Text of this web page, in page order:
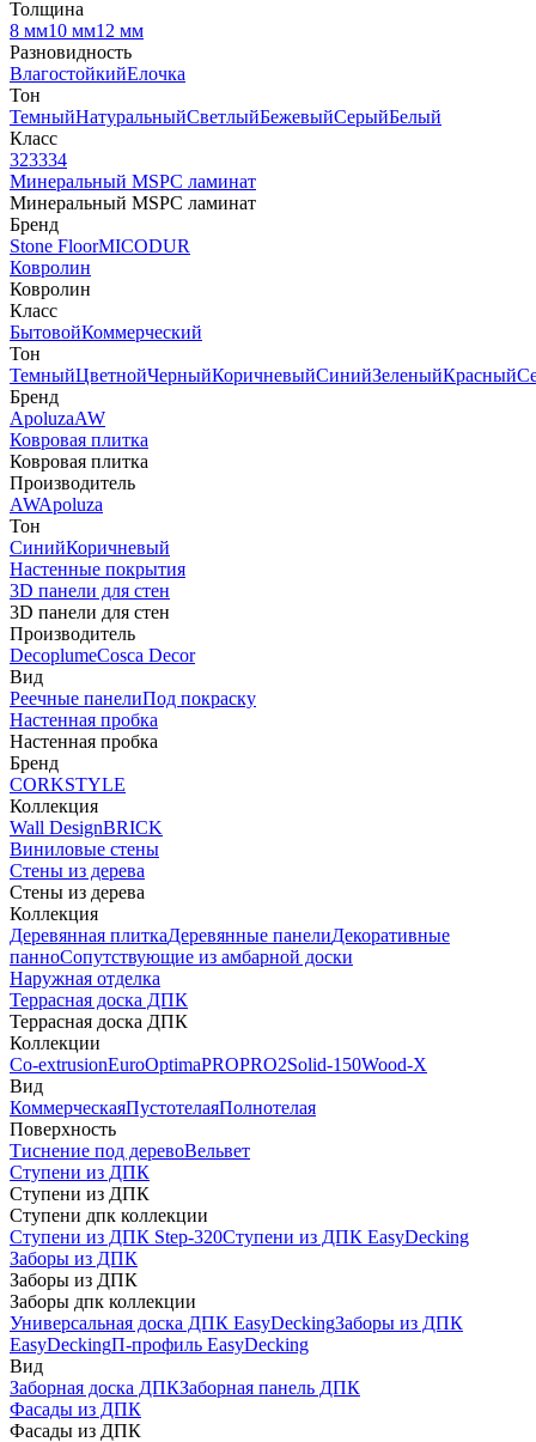
Толщина
8 мм10 мм12 мм
Разновидность
ВлагостойкийЕлочка
Тон
ТемныйНатуральныйСветлыйБежевыйСерыйБелый
Класс
323334
Минеральный MSPC ламинат
Минеральный MSPC ламинат
Бренд
Stone FloorMICODUR
Ковролин
Ковролин
Класс
БытовойКоммерческий
Тон
ТемныйЦветнойЧерныйКоричневыйСинийЗеленыйКрасный
Бренд
ApoluzaAW
Ковровая плитка
Ковровая плитка
Производитель
AWApoluza
Тон
СинийКоричневый
Настенные покрытия
3D панели для стен
3D панели для стен
Производитель
DecoplumeCosca Decor
Вид
Реечные панелиПод покраску
Настенная пробка
Настенная пробка
Бренд
CORKSTYLE
Коллекция
Wall DesignBRICK
Виниловые стены
Стены из дерева
Стены из дерева
Коллекция
Деревянная плиткаДеревянные панелиДекоративные
панноСопутствующие из амбарной доски
Наружная отделка
Террасная доска ДПК
Террасная доска ДПК
Коллекции
Co-extrusionEuroOptimaPROPRO2Solid-150Wood-X
Вид
КоммерческаяПустотелаяПолнотелая
Поверхность
Тиснение под деревоВельвет
Ступени из ДПК
Ступени из ДПК
Ступени дпк коллекции
Ступени из ДПК Step-320Ступени из ДПК EasyDecking
Заборы из ДПК
Заборы из ДПК
Заборы дпк коллекции
Универсальная доска ДПК EasyDeckingЗаборы из ДПК
EasyDeckingП-профиль EasyDecking
Вид
Заборная доска ДПКЗаборная панель ДПК
Фасады из ДПК
Фасады из ДПК